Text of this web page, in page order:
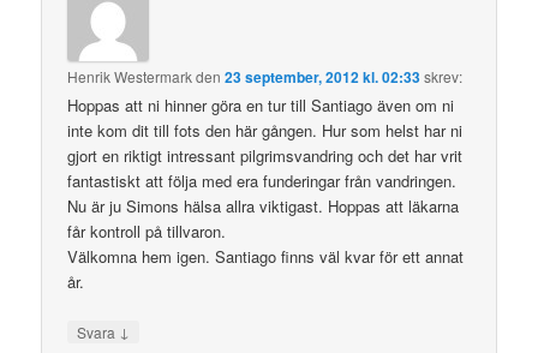
Henrik Westermarkden23 september, 2012 kl. 02:33skrev:
Hoppas att ni hinner göra en tur till Santiago även om ni
inte kom dit till fots den här gången. Hur som helst har ni
gjort en riktigt intressant pilgrimsvandring och det har vrit
fantastiskt att följa med era funderingar från vandringen.
Nu är ju Simons hälsa allra viktigast. Hoppas att läkarna
får kontroll på tillvaron.
Välkomna hem igen. Santiago finns väl kvar för ett annat
år.
Svara ↓